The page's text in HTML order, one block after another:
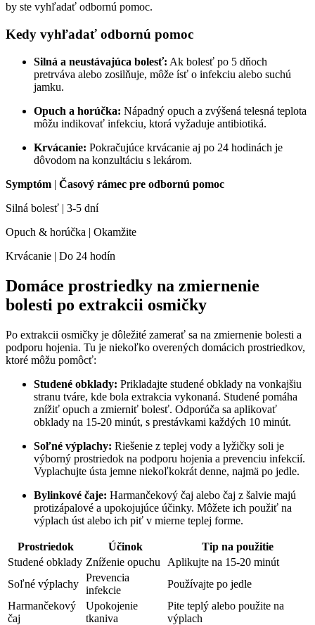
by ste vyhľadať odbornú pomoc.
Kedy vyhľadať odbornú pomoc
Silná a neustávajúca bolesť: Ak bolesť po 5 dňoch
pretrváva alebo zosilňuje, môže ísť o infekciu alebo suchú
jamku.
Opuch a horúčka: Nápadný opuch a zvýšená telesná teplota
môžu indikovať infekciu, ktorá vyžaduje antibiotiká.
Krvácanie: Pokračujúce krvácanie aj po 24 hodinách je
dôvodom na konzultáciu s lekárom.
Symptóm | Časový rámec pre odbornú pomoc
Silná bolesť | 3-5 dní
Opuch & horúčka | Okamžite
Krvácanie | Do 24 hodín
Domáce prostriedky na zmiernenie
bolesti po extrakcii osmičky
Po extrakcii osmičky je dôležité zamerať sa na zmiernenie bolesti a
podporu hojenia. Tu je niekoľko overených domácich prostriedkov,
ktoré môžu pomôcť:
Studené obklady: Prikladajte studené obklady na vonkajšiu
stranu tváre, kde bola extrakcia vykonaná. Studené pomáha
znížiť opuch a zmierniť bolesť. Odporúča sa aplikovať
obklady na 15-20 minút, s prestávkami každých 10 minút.
Soľné výplachy: Riešenie z teplej vody a lyžičky soli je
výborný prostriedok na podporu hojenia a prevenciu infekcií.
Vyplachujte ústa jemne niekoľkokrát denne, najmä po jedle.
Bylinkové čaje: Harmančekový čaj alebo čaj z šalvie majú
protizápalové a upokojujúce účinky. Môžete ich použiť na
výplach úst alebo ich piť v mierne teplej forme.
Prostriedok Účinok
Tip na použitie
Studené obklady Zníženie opuchu
Aplikujte na 15-20 minút
Soľné výplachy
Prevencia
infekcie
Používajte po jedle
Harmančekový
čaj
Upokojenie
tkaniva
Pite teplý alebo použite na
výplach